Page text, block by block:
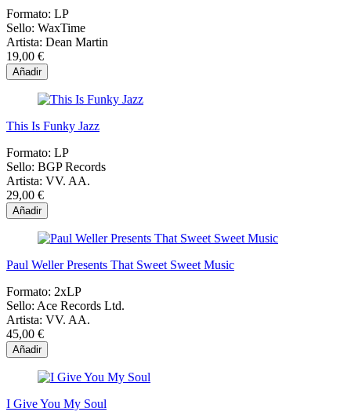
Formato: LP
Sello: WaxTime
Artista: Dean Martin
19,00 €
Añadir
This Is Funky Jazz
Formato: LP
Sello: BGP Records
Artista: VV. AA.
29,00 €
Añadir
Paul Weller Presents That Sweet Sweet Music
Formato: 2xLP
Sello: Ace Records Ltd.
Artista: VV. AA.
45,00 €
Añadir
I Give You My Soul